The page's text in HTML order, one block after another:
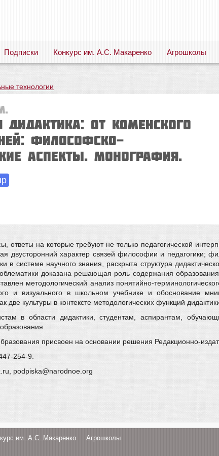
Подписки Конкурс им. А.С. Макаренко Агрошколы
технологии
дидактика: от Коменского
философско-
аспекты. Монография.
ответы на которые требуют не только педагогической
двусторонний характер связей философии и педагогики;
системе научного знания, раскрыта структура
доказана решающая роль содержания образования
методологический анализ понятийно-
и визуального в школьном учебнике и обоснование
культуры в контексте методологических функций
в области дидактики, студентам, аспирантам,
присвоен на основании решения Редакционно-
254-9.
podpiska@narodnoe.org
им. А.С. Макаренко Агрошколы